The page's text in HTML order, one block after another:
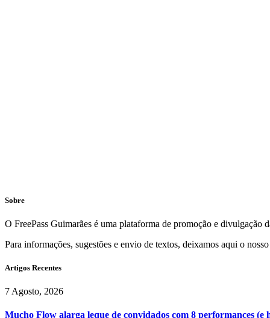
Sobre
O FreePass Guimarães é uma plataforma de promoção e divulgação
Para informações, sugestões e envio de textos, deixamos aqui o
Artigos Recentes
7 Agosto, 2026
Mucho Flow alarga leque de convidados com 8 performances (e